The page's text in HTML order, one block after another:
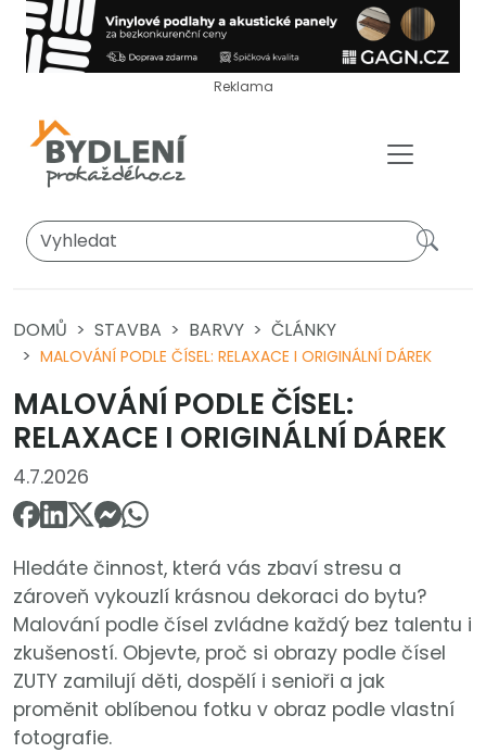
Reklama
DOMŮ STAVBA BARVY ČLÁNKY
MALOVÁNÍ PODLE ČÍSEL: RELAXACE I ORIGINÁLNÍ DÁREK
MALOVÁNÍ PODLE ČÍSEL:
RELAXACE I ORIGINÁLNÍ DÁREK
4.7.2026
Hledáte činnost, která vás zbaví stresu a
zároveň vykouzlí krásnou dekoraci do bytu?
Malování podle čísel zvládne každý bez talentu i
zkušeností. Objevte, proč si obrazy podle čísel
ZUTY zamilují děti, dospělí i senioři a jak
proměnit oblíbenou fotku v obraz podle vlastní
fotografie.